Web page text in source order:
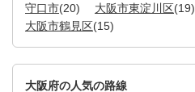
守口市(20) 大阪市東淀川区(19)
大阪市鶴見区(15)
大阪府の人気の路線